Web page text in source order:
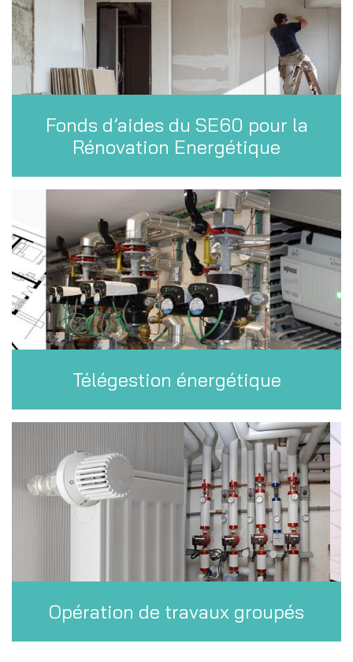
Fonds d’aides du SE60 pour la
Rénovation Energétique
Télégestion énergétique
Opération de travaux groupés